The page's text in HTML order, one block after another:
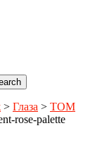
> Глаза > TOM
rose-palette